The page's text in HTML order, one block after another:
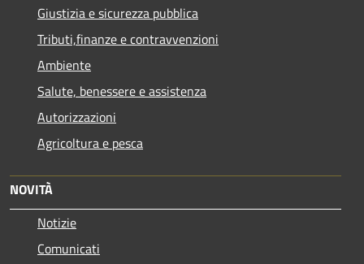
Giustizia e sicurezza pubblica
Tributi,finanze e contravvenzioni
Ambiente
Salute, benessere e assistenza
Autorizzazioni
Agricoltura e pesca
NOVITÀ
Notizie
Comunicati